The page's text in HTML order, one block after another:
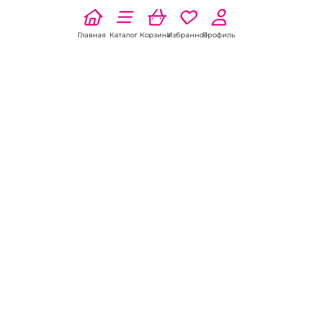
Главная Каталог КорзинаИзбранноеПрофиль